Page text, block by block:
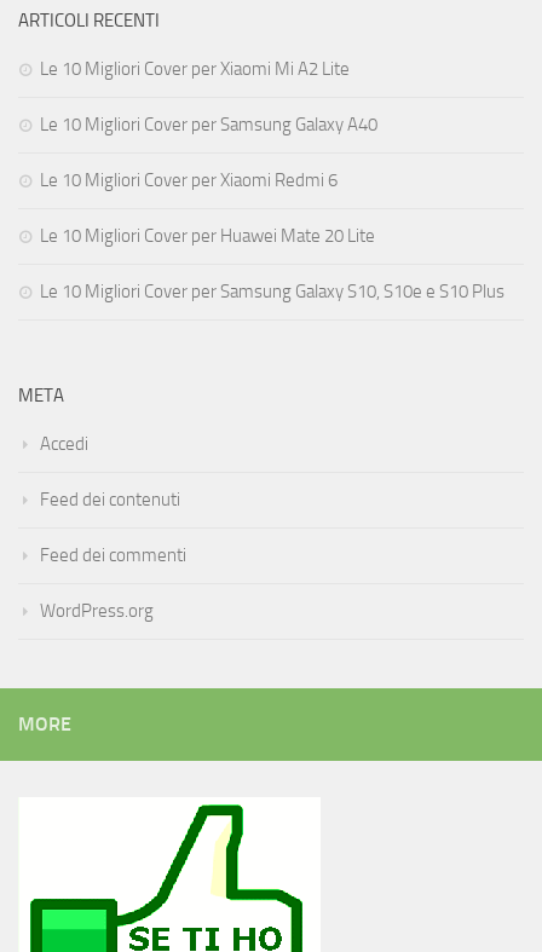
ARTICOLI RECENTI
Le 10 Migliori Cover per Xiaomi Mi A2 Lite
Le 10 Migliori Cover per Samsung Galaxy A40
Le 10 Migliori Cover per Xiaomi Redmi 6
Le 10 Migliori Cover per Huawei Mate 20 Lite
Le 10 Migliori Cover per Samsung Galaxy S10, S10e e S10 Plus
META
Accedi
Feed dei contenuti
Feed dei commenti
WordPress.org
MORE